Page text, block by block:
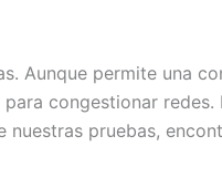
Aunque permite una
congestionar
nuestras pruebas,